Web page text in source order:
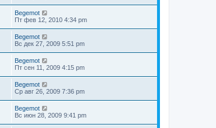
Begemot
Пт фев 12, 2010 4:34 pm
Begemot
Вс дек 27, 2009 5:51 pm
Begemot
Пт сен 11, 2009 4:15 pm
Begemot
Ср авг 26, 2009 7:36 pm
Begemot
Вс июн 28, 2009 9:41 pm